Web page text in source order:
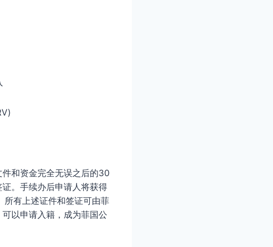
和资金完全无误之后的30
。手续办后申请人将获得
所有上述证件和签证可由菲
以申请入籍，成为菲国公